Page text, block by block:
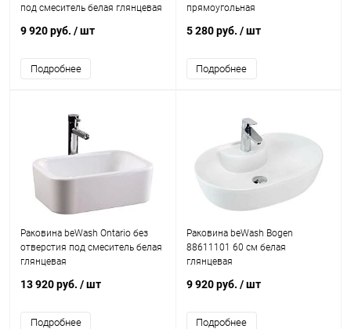
под смеситель белая глянцевая
9 920 руб. / шт
Подробнее
прямоугольная
5 280 руб. / шт
Подробнее
Раковина beWash Ontario без
отверстия под смеситель белая
глянцевая
13 920 руб. / шт
Подробнее
Раковина beWash Bogen
88611101 60 см белая
глянцевая
9 920 руб. / шт
Подробнее